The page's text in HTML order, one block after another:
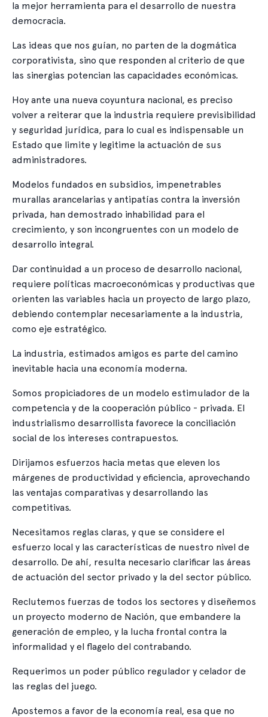
la mejor herramienta para el desarrollo de nuestra
democracia.
Las ideas que nos guían, no parten de la dogmática
corporativista, sino que responden al criterio de que
las sinergias potencian las capacidades económicas.
Hoy ante una nueva coyuntura nacional, es preciso
volver a reiterar que la industria requiere previsibilidad
y seguridad jurídica, para lo cual es indispensable un
Estado que limite y legitime la actuación de sus
administradores.
Modelos fundados en subsidios, impenetrables
murallas arancelarias y antipatías contra la inversión
privada, han demostrado inhabilidad para el
crecimiento, y son incongruentes con un modelo de
desarrollo integral.
Dar continuidad a un proceso de desarrollo nacional,
requiere políticas macroeconómicas y productivas que
orienten las variables hacia un proyecto de largo plazo,
debiendo contemplar necesariamente a la industria,
como eje estratégico.
La industria, estimados amigos es parte del camino
inevitable hacia una economía moderna.
Somos propiciadores de un modelo estimulador de la
competencia y de la cooperación público - privada. El
industrialismo desarrollista favorece la conciliación
social de los intereses contrapuestos.
Dirijamos esfuerzos hacia metas que eleven los
márgenes de productividad y eficiencia, aprovechando
las ventajas comparativas y desarrollando las
competitivas.
Necesitamos reglas claras, y que se considere el
esfuerzo local y las características de nuestro nivel de
desarrollo. De ahí, resulta necesario clarificar las áreas
de actuación del sector privado y la del sector público.
Reclutemos fuerzas de todos los sectores y diseñemos
un proyecto moderno de Nación, que embandere la
generación de empleo, y la lucha frontal contra la
informalidad y el flagelo del contrabando.
Requerimos un poder público regulador y celador de
las reglas del juego.
Apostemos a favor de la economía real, esa que no